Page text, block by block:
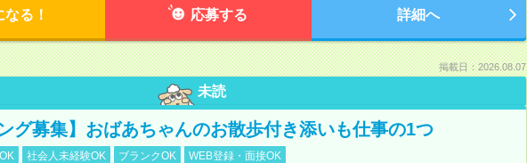
なる！ 応募する 詳細へ
掲載日：2026.08.07
未読
グ募集】おばあちゃんのお散歩付き添いも仕事の1つ
社会人未経験OK ブランクOK WEB登録・面接OK